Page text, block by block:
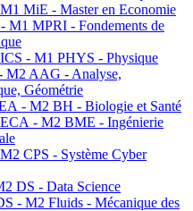
MiE - Master en Economie
M1 MPRI - Fondements de
- M1 PHYS - Physique
AAG - Analyse,
Géométrie
- M2 BH - Biologie et Santé
- M2 BME - Ingénierie
CPS - Système Cyber
DS - Data Science
- M2 Fluids - Mécanique des